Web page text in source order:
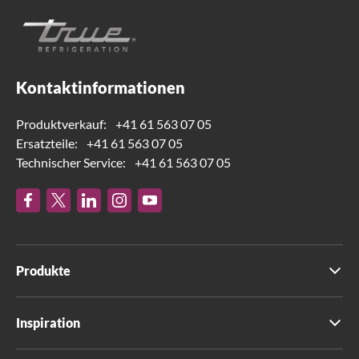
Kontaktinformationen
Produktverkauf:
+41 61 563 07 05
Ersatzteile:
+41 61 563 07 05
Technischer Service:
+41 61 563 07 05
Produkte
Inspiration